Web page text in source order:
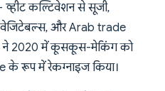
व्हीट कल्टिवेशन से सूजी,
और Arab trade
ने 2020 में कूसकूस-मेकिंग को
रूप में रेकग्नाइज किया।